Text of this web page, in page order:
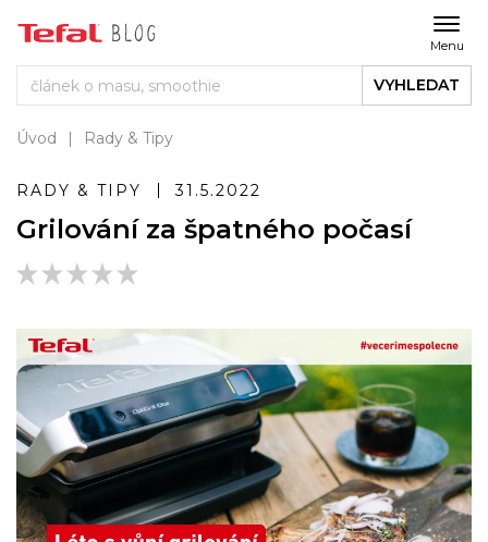
Menu
VYHLEDAT
Úvod Rady & Tipy
RADY & TIPY 31.5.2022
Grilování za špatného počasí